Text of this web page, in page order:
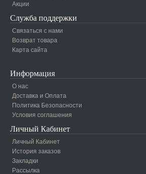
Акции
Служба поддержки
Связаться с нами
Возврат товара
Карта сайта
Информация
О нас
Доставка и Оплата
Политика Безопасности
Условия соглашения
Личный Кабинет
Личный Кабинет
История заказов
Закладки
Рассылка